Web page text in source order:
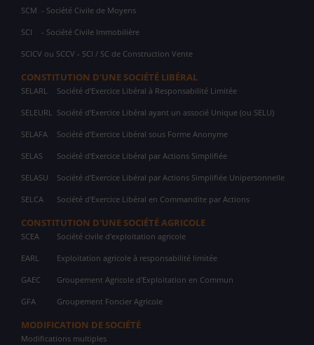
SCM - Société Civile de Moyens
SCI - Société Civile Immobilière
SCICV ou SCCV - SCI / SC de Construction Vente
CONSTITUTION D'UNE SOCIÉTÉ LIBÉRAL
SELARL Société d'Exercice Libéral à Responsabilité Limitée
SELEURL Société d'Exercice Libéral ayant un associé Unique (ou SELU)
SELAFA Société d'Exercice Libéral sous Forme Anonyme
SELAS Société d'Exercice Libéral par Actions Simplifiée
SELASU Société d'Exercice Libéral par Actions Simplifiée Unipersonnelle
SELCA Société d'Exercice Libéral en Commandite par Actions
CONSTITUTION D'UNE SOCIÉTÉ AGRICOLE
SCEA Société civile d'exploitation agricole
EARL Exploitation agricole à responsabilité limitée
GAEC Groupement Agricole d'Exploitation en Commun
GFA Groupement Foncier Agricole
MODIFICATION DE SOCIÉTÉ
Modifications multiples